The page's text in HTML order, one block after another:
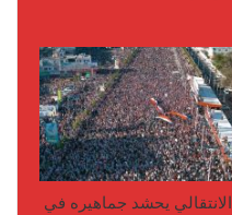
الانتقالي يحشد جماهيره في